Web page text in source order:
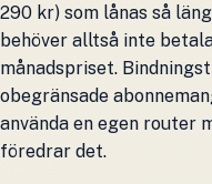
290 kr) som lånas så
behöver alltså inte
månadspriset.
obegränsade
använda en egen router
föredrar det.